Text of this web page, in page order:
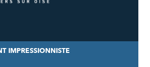
IMPRESSIONNISTE